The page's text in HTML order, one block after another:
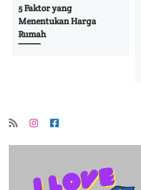
5 Faktor yang
Menentukan Harga
Rumah